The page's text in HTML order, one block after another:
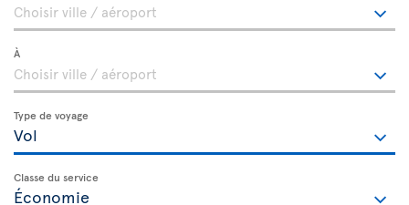
À
Type de voyage
Classe du service